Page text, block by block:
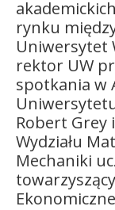
rynku
Uniwersytet
rektor UW
spotkania w
Robert Grey
Wydziału
Mechaniki